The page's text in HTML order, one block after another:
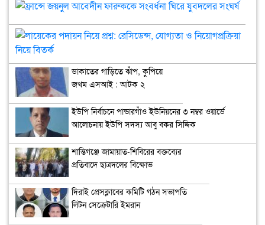
ঘিরে
ডাকাতের গাড়িতে ঝাঁপ, কুপিয়ে
জখম এসআই : আটক ২
ইউপি নির্বাচনে পান্ডারগাঁও ইউনিয়নের ৩ নম্বর ওয়ার্ডে
আলোচনায় ইউপি সদস্য আবু বকর সিদ্দিক
শান্তিগঞ্জে জামায়াত-শিবিরের বক্তব্যের
প্রতিবাদে ছাত্রদলের বিক্ষোভ
দিরাই প্রেসক্লাবের কমিটি গঠন সভাপতি
লিটন সেক্রেটারি ইমরান